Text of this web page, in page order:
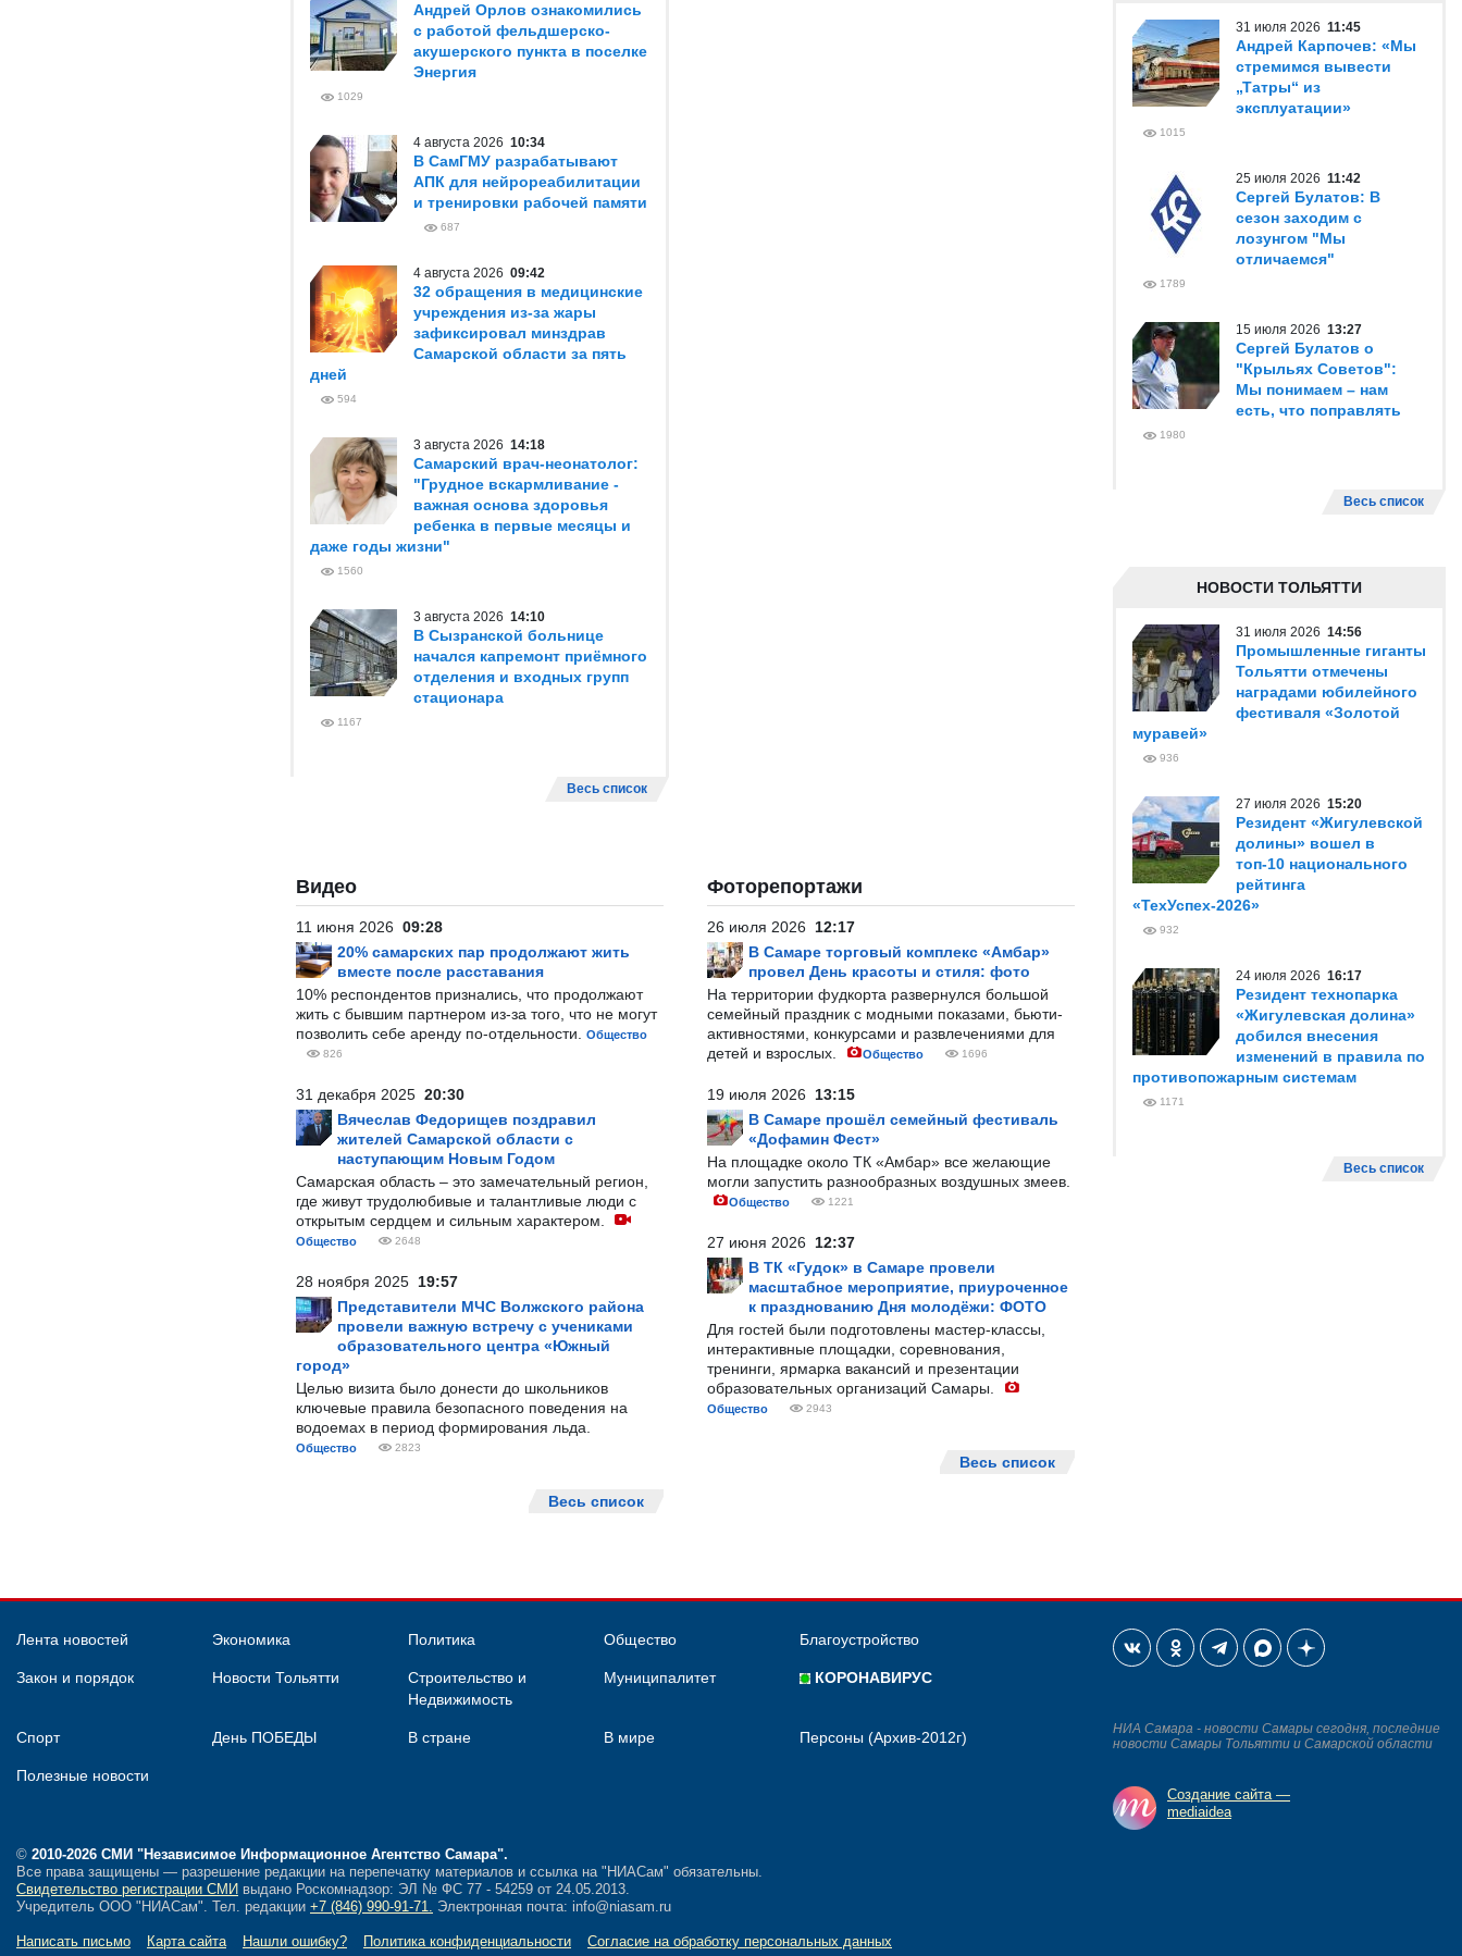
Андрей Орлов ознакомились
с работой фельдшерско-
акушерского пункта в поселке
Энергия
1029
4 августа 2026 10:34
В СамГМУ разрабатывают
АПК для нейрореабилитации
и тренировки рабочей памяти
687
4 августа 2026 09:42
32 обращения в медицинские
учреждения из-за жары
зафиксировал минздрав
Самарской области за пять
дней
594
3 августа 2026 14:18
Самарский врач-неонатолог:
"Грудное вскармливание -
важная основа здоровья
ребенка в первые месяцы и
даже годы жизни"
1560
3 августа 2026 14:10
В Сызранской больнице
начался капремонт приёмного
отделения и входных групп
стационара
1167
Весь список
Видео
11 июня 2026 09:28
20% самарских пар продолжают жить
вместе после расставания
10% респондентов признались, что продолжают
жить с бывшим партнером из-за того, что не могут
позволить себе аренду по-отдельности.
Общество
826
31 декабря 2025 20:30
Вячеслав Федорищев поздравил
жителей Самарской области с
наступающим Новым Годом
Самарская область – это замечательный регион,
где живут трудолюбивые и талантливые люди с
открытым сердцем и сильным характером.
Общество 2648
28 ноября 2025 19:57
Представители МЧС Волжского района
провели важную встречу с учениками
образовательного центра «Южный
город»
Целью визита было донести до школьников
ключевые правила безопасного поведения на
водоемах в период формирования льда.
Общество 2823
Весь список
Фоторепортажи
26 июля 2026 12:17
В Самаре торговый комплекс «Амбар»
провел День красоты и стиля: фото
На территории фудкорта развернулся большой
семейный праздник с модными показами, бьюти-
активностями, конкурсами и развлечениями для
детей и взрослых.
Общество 1696
19 июля 2026 13:15
В Самаре прошёл семейный фестиваль
«Дофамин Фест»
На площадке около ТК «Амбар» все желающие
могли запустить разнообразных воздушных змеев.
Общество 1221
27 июня 2026 12:37
В ТК «Гудок» в Самаре провели
масштабное мероприятие, приуроченное
к празднованию Дня молодёжи: ФОТО
Для гостей были подготовлены мастер-классы,
интерактивные площадки, соревнования,
тренинги, ярмарка вакансий и презентации
образовательных организаций Самары.
Общество 2943
Весь список
31 июля 2026 11:45
Андрей Карпочев: «Мы
стремимся вывести
„Татры“ из
эксплуатации»
1015
25 июля 2026 11:42
Сергей Булатов: В
сезон заходим с
лозунгом "Мы
отличаемся"
1789
15 июля 2026 13:27
Сергей Булатов о
"Крыльях Советов":
Мы понимаем – нам
есть, что поправлять
1980
Весь список
НОВОСТИ ТОЛЬЯТТИ
31 июля 2026 14:56
Промышленные гиганты
Тольятти отмечены
наградами юбилейного
фестиваля «Золотой
муравей»
936
27 июля 2026 15:20
Резидент «Жигулевской
долины» вошел в
топ-10 национального
рейтинга
«ТехУспех-2026»
932
24 июля 2026 16:17
Резидент технопарка
«Жигулевская долина»
добился внесения
изменений в правила по
противопожарным системам
1171
Весь список
Лента новостей Экономика Политика Общество Благоустройство
Закон и порядок Новости Тольятти
Строительство и
Недвижимость
Муниципалитет КОРОНАВИРУС
Спорт День ПОБЕДЫ В стране В мире Персоны (Архив-2012г)
Полезные новости
© 2010-2026 СМИ "Независимое Информационное Агентство Самара".
Все права защищены — разрешение редакции на перепечатку материалов и ссылка на "НИАСам" обязательны.
Свидетельство регистрации СМИ выдано Роскомнадзор: ЭЛ № ФС 77 - 54259 от 24.05.2013.
Учредитель ООО "НИАСам". Тел. редакции +7 (846) 990-91-71. Электронная почта: info@niasam.ru
Написать письмо Карта сайта Нашли ошибку? Политика конфиденциальности Согласие на обработку персональных данных
НИА Самара - новости Самары сегодня, последние
новости Самары Тольятти и Самарской области
Создание сайта —
mediaidea